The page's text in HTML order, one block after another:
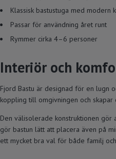
Klassisk bastustuga med modern
Passar för användning året runt
Rymmer cirka 4–6 personer
Interiör och
Fjord Bastu är designad för en lugn
koppling till omgivningen och skapar
Den välisolerade konstruktionen gör
gör bastun lätt att placera även på
ett mycket bra val för både familj